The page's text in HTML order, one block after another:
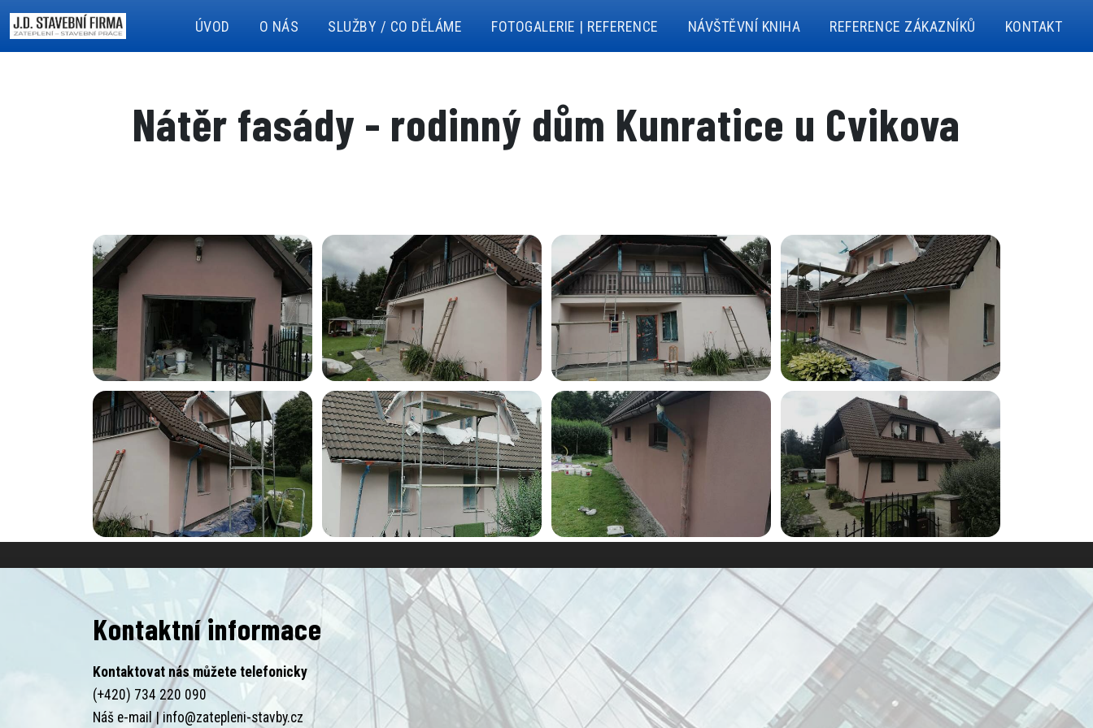
ÚVOD O NÁS SLUŽBY / CO DĚLÁME FOTOGALERIE | REFERENCE NÁVŠTĚVNÍ KNIHA REFERENCE ZÁKAZNÍKŮ KONTAKT
Nátěr fasády - rodinný dům Kunratice u Cvikova
Kontaktní informace
Kontaktovat nás můžete telefonicky
(+420) 734 220 090
Náš e-mail |info@zatepleni-stavby.cz